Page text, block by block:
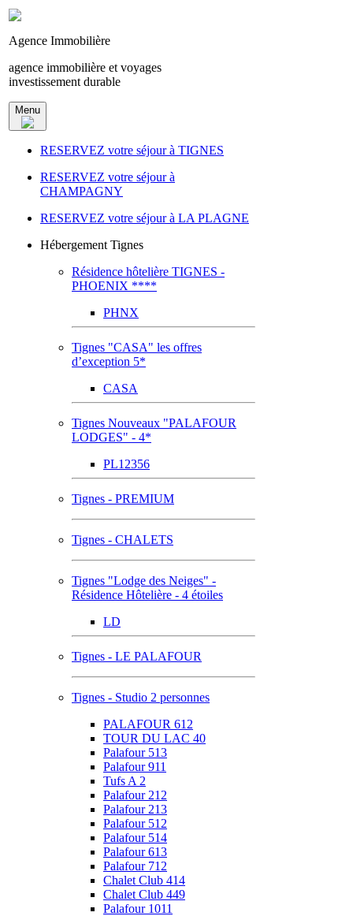
Agence Immobilière
agence immobilière et voyages
investissement durable
Menu
RESERVEZ votre séjour à TIGNES
RESERVEZ votre séjour à
CHAMPAGNY
RESERVEZ votre séjour à LA PLAGNE
Hébergement Tignes
Résidence hôtelière TIGNES -
PHOENIX ****
PHNX
Tignes "CASA" les offres
d’exception 5*
CASA
Tignes Nouveaux "PALAFOUR
LODGES" - 4*
PL12356
Tignes - PREMIUM
Tignes - CHALETS
Tignes "Lodge des Neiges" -
Résidence Hôtelière - 4 étoiles
LD
Tignes - LE PALAFOUR
Tignes - Studio 2 personnes
PALAFOUR 612
TOUR DU LAC 40
Palafour 513
Palafour 911
Tufs A 2
Palafour 212
Palafour 213
Palafour 512
Palafour 514
Palafour 613
Palafour 712
Chalet Club 414
Chalet Club 449
Palafour 1011